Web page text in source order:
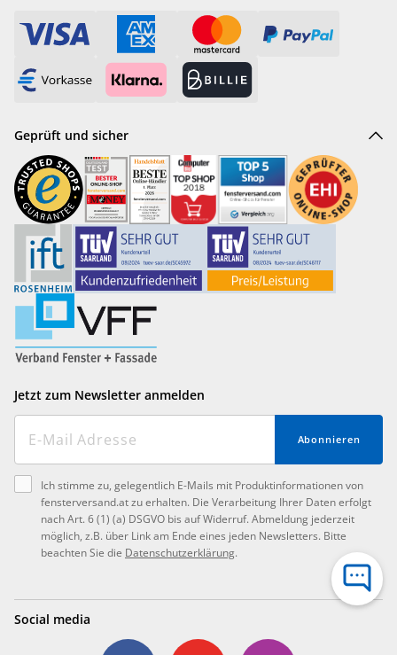
Geprüft und sicher
Jetzt zum Newsletter anmelden
Abonnieren
Ich stimme zu, gelegentlich E-Mails mit Produktinformationen von
fensterversand.at zu erhalten. Die Verarbeitung Ihrer Daten erfolgt
nach Art. 6 (1) (a) DSGVO bis auf Widerruf. Abmeldung jederzeit
möglich, z.B. über Link am Ende eines jeden Newsletters. Bitte
beachten Sie die Datenschutzerklärung.
Social media